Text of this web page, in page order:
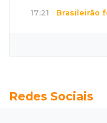
17:21 Brasileirão
Grêmio vira
Redes Sociais